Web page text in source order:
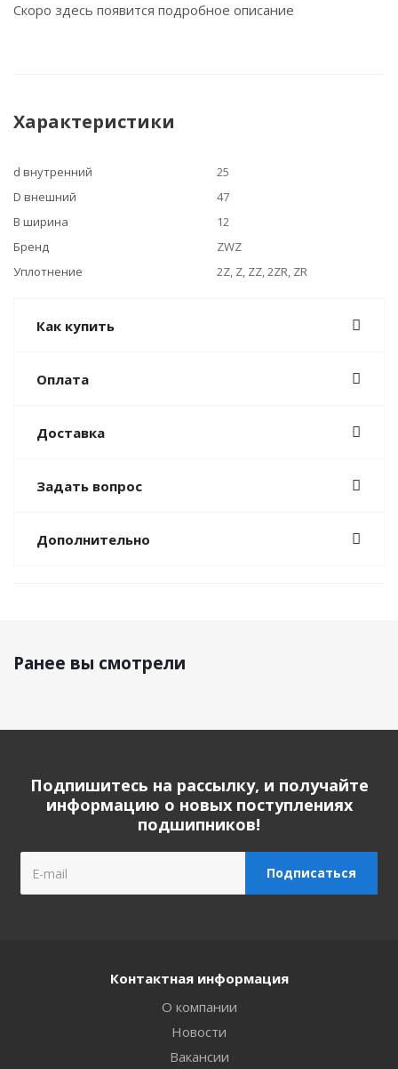
Скоро здесь появится подробное описание
Характеристики
d внутренний
25
D внешний
47
B ширина
12
Бренд
ZWZ
Уплотнение
2Z, Z, ZZ, 2ZR, ZR
Как купить
Оплата
Доставка
Задать вопрос
Дополнительно
Ранее вы смотрели
Подпишитесь на рассылку, и получайте
информацию о новых поступлениях
подшипников!
Контактная информация
О компании
Новости
Вакансии